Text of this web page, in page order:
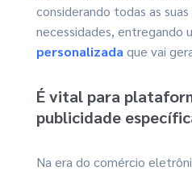
considerando todas as
necessidades, entregando
personalizada que vai
É vital para
publicidade
Na era do comércio